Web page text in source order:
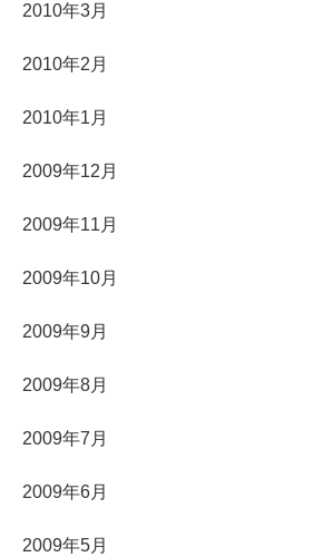
2010年3月
2010年2月
2010年1月
2009年12月
2009年11月
2009年10月
2009年9月
2009年8月
2009年7月
2009年6月
2009年5月